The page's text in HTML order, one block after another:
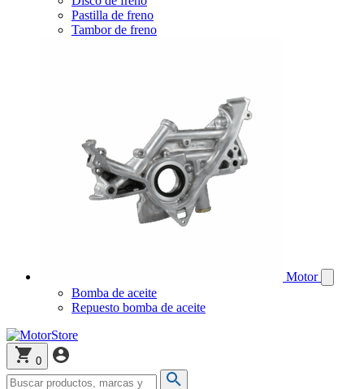
Pastilla de freno
Tambor de freno
Motor
Bomba de aceite
Repuesto bomba de aceite
0